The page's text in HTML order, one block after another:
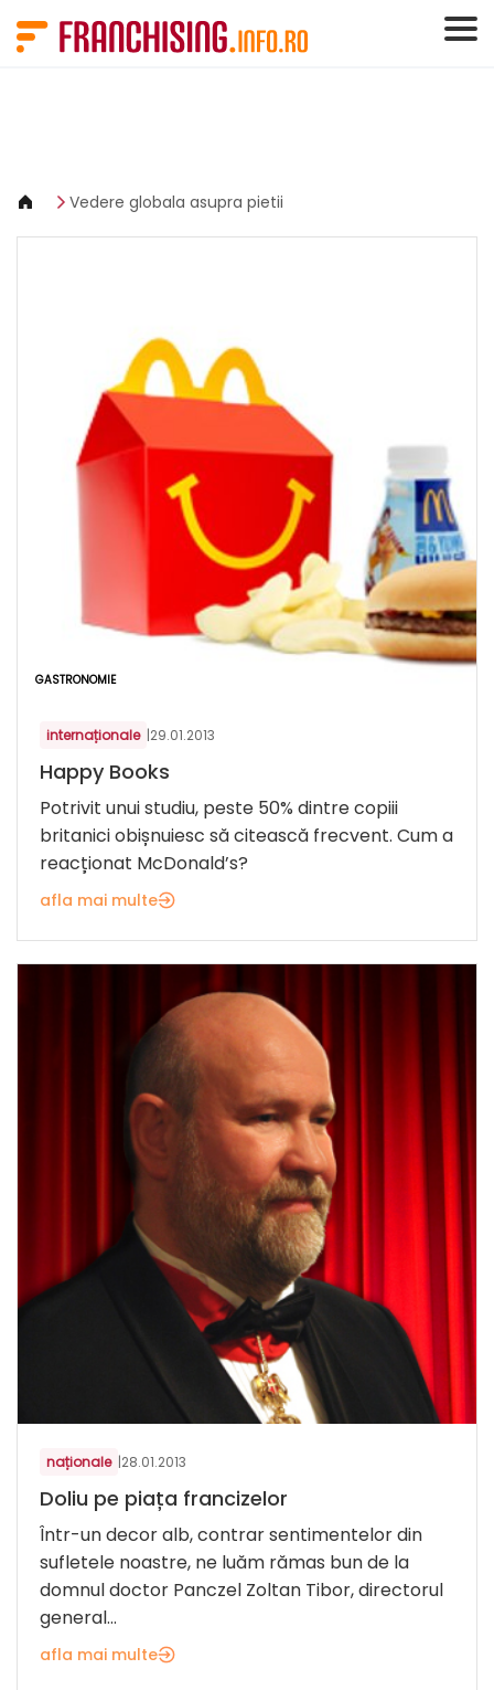
Vedere globala asupra pietii
GASTRONOMIE
internaționale |29.01.2013
Happy Books
Potrivit unui studiu, peste 50% dintre copiii
britanici obișnuiesc să citească frecvent. Cum a
reacționat McDonald’s?
afla mai multe
naționale |28.01.2013
Doliu pe piața francizelor
Într-un decor alb, contrar sentimentelor din
sufletele noastre, ne luăm rămas bun de la
domnul doctor Panczel Zoltan Tibor, directorul
general...
afla mai multe